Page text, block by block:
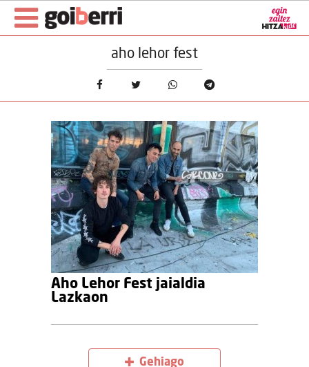
aho lehor fest
Aho Lehor Fest jaialdia
Lazkaon
Gehiago